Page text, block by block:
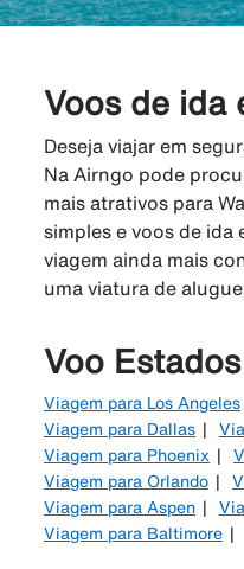
Voos de ida
Deseja viajar em
Na Airngo pode
mais atrativos para
simples e voos de ida
viagem ainda mais
uma viatura de
Voo
Viagem para Los Angeles
Viagem para Dallas
Viagem para Phoenix
Viagem para Orlando
Viagem para Aspen
Viagem para Baltimore